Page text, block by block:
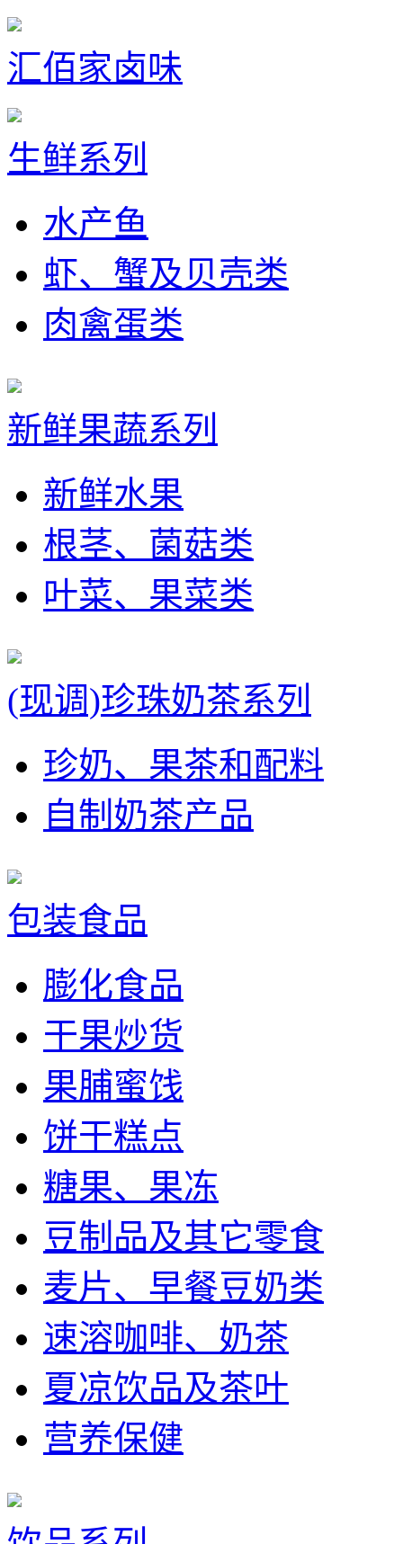
汇佰家卤味
生鲜系列
水产鱼
虾、蟹及贝壳类
肉禽蛋类
新鲜果蔬系列
新鲜水果
根茎、菌菇类
叶菜、果菜类
(现调)珍珠奶茶系列
珍奶、果茶和配料
自制奶茶产品
包装食品
膨化食品
干果炒货
果脯蜜饯
饼干糕点
糖果、果冻
豆制品及其它零食
麦片、早餐豆奶类
速溶咖啡、奶茶
夏凉饮品及茶叶
营养保健